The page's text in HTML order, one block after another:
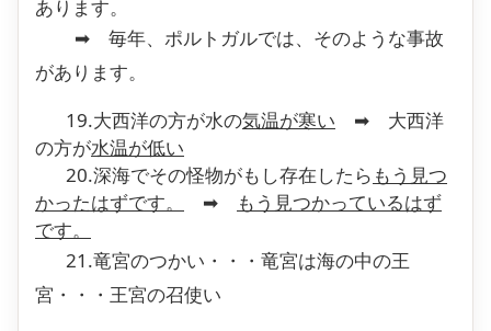
あります。
➡ 毎年、ポルトガルでは、そのような事故
があります。
19.大西洋の方が水の気温が寒い ➡ 大西洋
の方が水温が低い
20.深海でその怪物がもし存在したら もう見つ
かったはずです。
➡
もう見つかっているはず
です。
21.竜宮のつかい・・・竜宮は海の中の王
宮・・・王宮の召使い